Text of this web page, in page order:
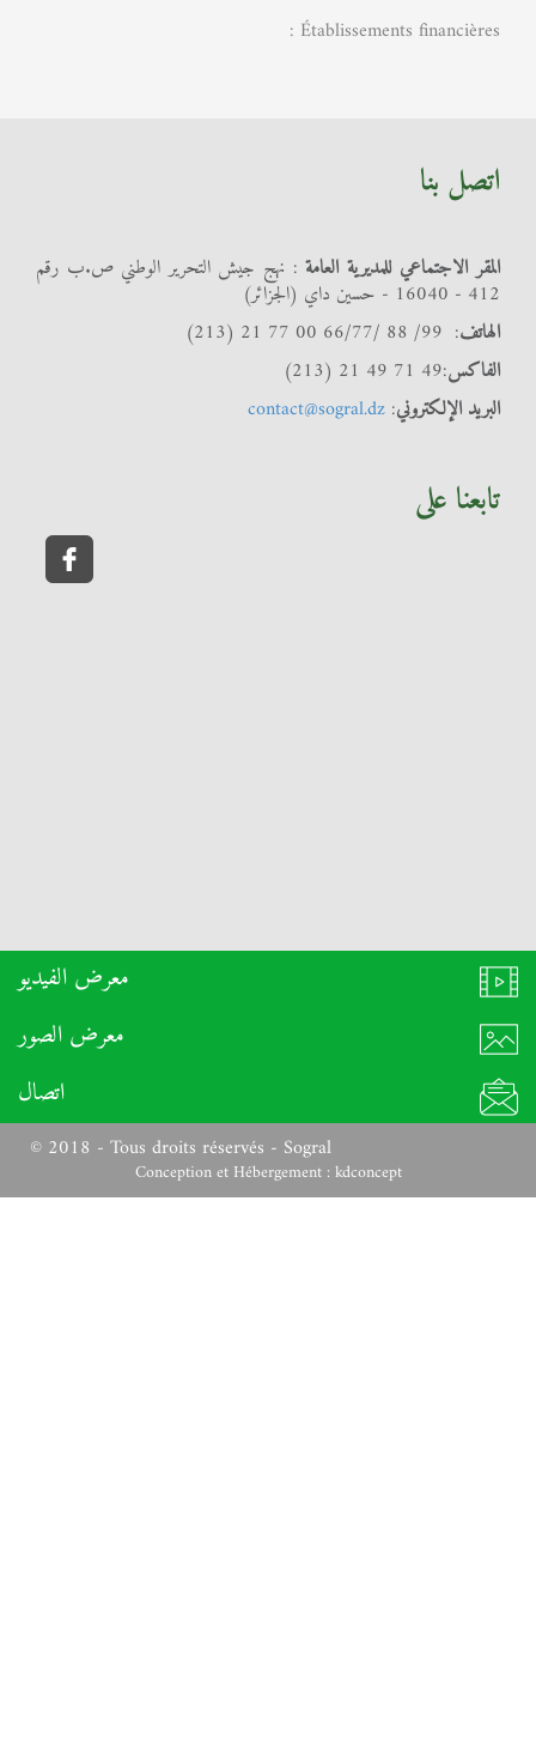
Établissements financières :
اتصل بنا
المقر الاجتماعي للمديرية العامة : نهج جيش التحرير الوطني ص.ب رقم
412 - 16040 - حسين داي (الجزائر)
الهاتف: 99/ 88 /66/77 00 77 21 (213)
الفاكس:49 71 49 21 (213)
البريد الإلكتروني:
contact@sogral.dz
تابعنا على
معرض الفيديو
معرض الصور
اتصال
© 2018 - Tous droits réservés - Sogral
Conception et Hébergement : kdconcept